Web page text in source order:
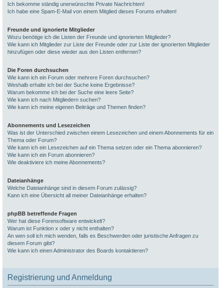
Ich bekomme ständig unerwünschte Private Nachrichten!
Ich habe eine Spam-E-Mail von einem Mitglied dieses Forums erhalten!
Freunde und ignorierte Mitglieder
Wozu benötige ich die Listen der Freunde und ignorierten Mitglieder?
Wie kann ich Mitglieder zur Liste der Freunde oder zur Liste der ignorierten Mitglieder
hinzufügen oder diese wieder aus den Listen entfernen?
Die Foren durchsuchen
Wie kann ich ein Forum oder mehrere Foren durchsuchen?
Weshalb erhalte ich bei der Suche keine Ergebnisse?
Warum bekomme ich bei der Suche eine leere Seite?
Wie kann ich nach Mitgliedern suchen?
Wie kann ich meine eigenen Beiträge und Themen finden?
Abonnements und Lesezeichen
Was ist der Unterschied zwischen einem Lesezeichen und einem Abonnements für ein
Thema oder Forum?
Wie kann ich ein Lesezeichen auf ein Thema setzen oder ein Thema abonnieren?
Wie kann ich ein Forum abonnieren?
Wie deaktiviere ich meine Abonnements?
Dateianhänge
Welche Dateianhänge sind in diesem Forum zulässig?
Kann ich eine Übersicht all meiner Dateianhänge erhalten?
phpBB betreffende Fragen
Wer hat diese Forensoftware entwickelt?
Warum ist Funktion x oder y nicht enthalten?
An wen soll ich mich wenden, falls es Beschwerden oder juristische Anfragen zu
diesem Forum gibt?
Wie kann ich einen Administrator des Boards kontaktieren?
Registrierung und Anmeldung